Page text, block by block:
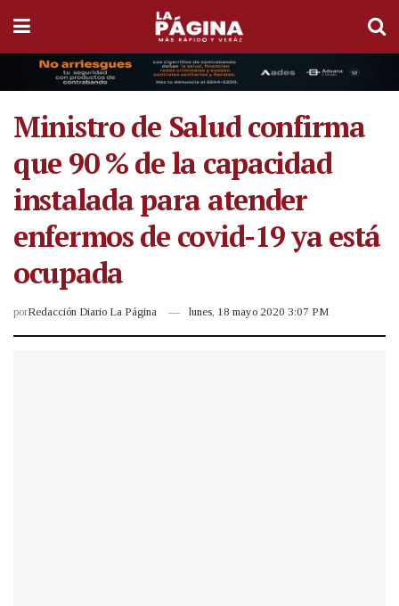
Ministro de Salud confirma
que 90 % de la capacidad
instalada para atender
enfermos de covid-19 ya está
ocupada
porRedacción Diario La Página lunes, 18 mayo 2020 3:07 PM